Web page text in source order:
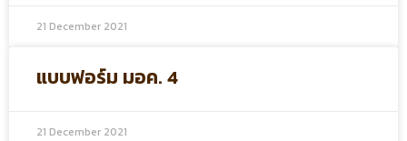
21 December 2021
แบบฟอร์ม มอค. 4
21 December 2021